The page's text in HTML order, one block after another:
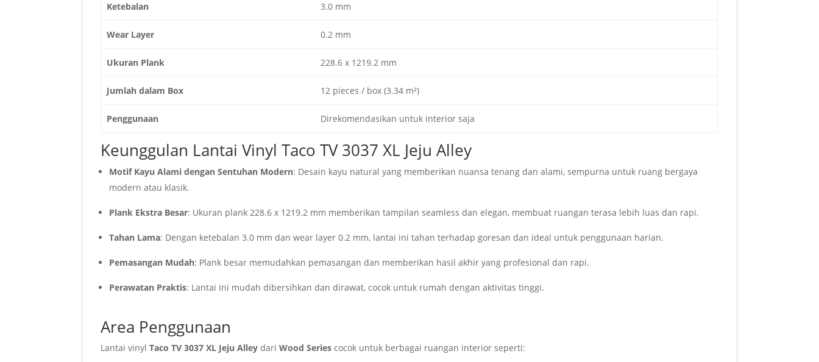
Ketebalan 3.0 mm
Wear Layer 0.2 mm
Ukuran Plank 228.6 x 1219.2 mm
Jumlah dalam Box 12 pieces / box (3.34 m²)
Penggunaan Direkomendasikan untuk interior saja
Keunggulan Lantai Vinyl Taco TV 3037 XL Jeju Alley
Motif Kayu Alami dengan Sentuhan Modern: Desain kayu natural yang memberikan nuansa tenang dan alami, sempurna untuk ruang bergaya
modern atau klasik.
Plank Ekstra Besar: Ukuran plank 228.6 x 1219.2 mm memberikan tampilan seamless dan elegan, membuat ruangan terasa lebih luas dan rapi.
Tahan Lama: Dengan ketebalan 3.0 mm dan wear layer 0.2 mm, lantai ini tahan terhadap goresan dan ideal untuk penggunaan harian.
Pemasangan Mudah: Plank besar memudahkan pemasangan dan memberikan hasil akhir yang profesional dan rapi.
Perawatan Praktis: Lantai ini mudah dibersihkan dan dirawat, cocok untuk rumah dengan aktivitas tinggi.
Area Penggunaan
Lantai vinylTaco TV 3037 XL Jeju Alley dariWood Series cocok untuk berbagai ruangan interior seperti: